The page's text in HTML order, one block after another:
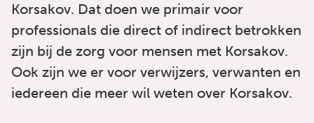
Korsakov. Dat doen we primair voor
professionals die direct of indirect betrokken
zijn bij de zorg voor mensen met Korsakov.
Ook zijn we er voor verwijzers, verwanten en
iedereen die meer wil weten over Korsakov.